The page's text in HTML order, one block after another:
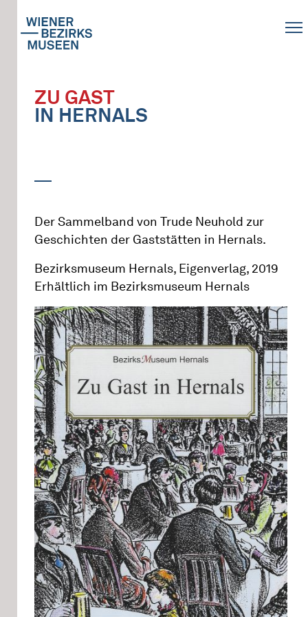
ZU GAST
IN HERNALS
Der Sammelband von Trude Neuhold zur
Geschichten der Gaststätten in Hernals.
Bezirksmuseum Hernals, Eigenverlag, 2019
Erhältlich im Bezirksmuseum Hernals